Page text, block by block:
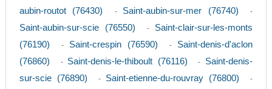
aubin-routot (76430)
- Saint-aubin-sur-mer (76740) -
Saint-aubin-sur-scie (76550) - Saint-clair-sur-les-monts
(76190)
- Saint-crespin (76590) - Saint-denis-d'aclon
(76860)
- Saint-denis-le-thiboult (76116) - Saint-denis-
sur-scie (76890)
- Saint-etienne-du-rouvray (76800) -